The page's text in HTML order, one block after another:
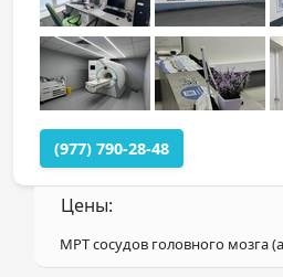
(977) 790-28-48
Цены:
МРТ сосудов головного мозга